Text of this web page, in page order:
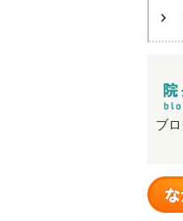
ブ